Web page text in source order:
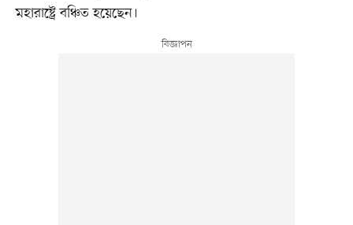
মহারাষ্ট্রে বঞ্চিত হয়েছেন।